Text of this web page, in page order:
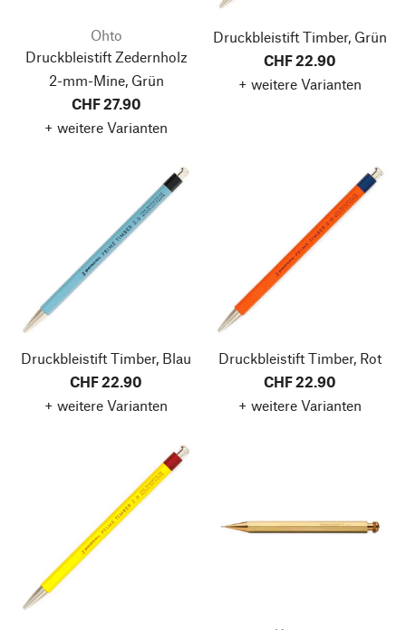
Ohto
Druckbleistift Zedernholz
2-mm-Mine, Grün
CHF 27.90
+ weitere Varianten
Druckbleistift Timber, Grün
CHF 22.90
+ weitere Varianten
Druckbleistift Timber, Blau
CHF 22.90
+ weitere Varianten
Druckbleistift Timber, Rot
CHF 22.90
+ weitere Varianten